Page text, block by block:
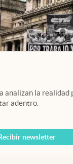
analizan la realidad
adentro.
newsletter